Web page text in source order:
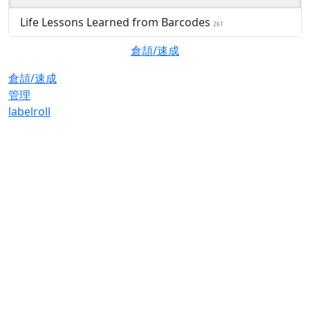
Life Lessons Learned from Barcodes 261
倉頡/速成
倉頡/速成
管理
labelroll